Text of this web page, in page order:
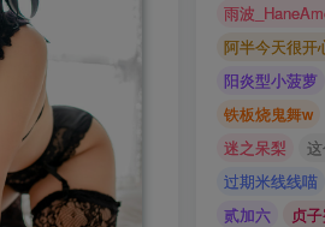
雨波
阿半今天很开
阳炎型小菠萝
铁板烧鬼舞w
迷之呆梨
过期米线线喵
贰加六
贞